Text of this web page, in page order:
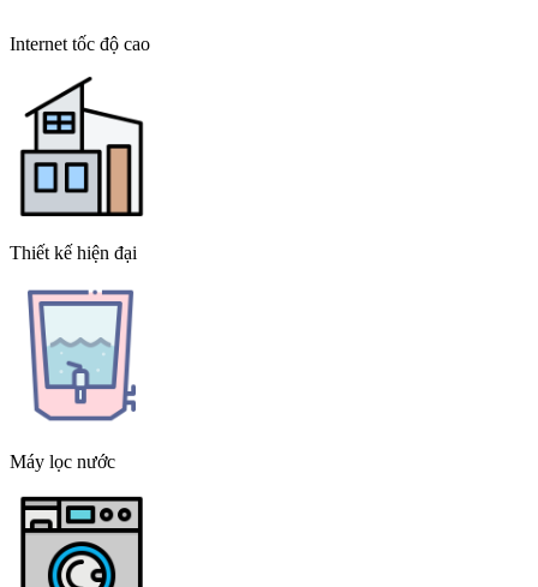
Internet tốc độ cao
Thiết kế hiện đại
Máy lọc nước